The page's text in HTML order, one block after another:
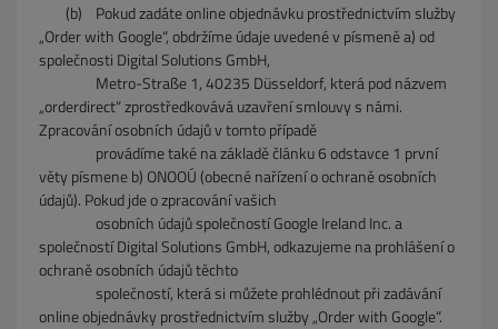
(b) Pokud zadáte online objednávku prostřednictvím služby
„Order with Google“, obdržíme údaje uvedené v písmeně a) od
společnosti Digital Solutions GmbH,
Metro-Straße 1, 40235 Düsseldorf, která pod názvem
„orderdirect“ zprostředkovává uzavření smlouvy s námi.
Zpracování osobních údajů v tomto případě
provádíme také na základě článku 6 odstavce 1 první
věty písmene b) ONOOÚ (obecné nařízení o ochraně osobních
údajů). Pokud jde o zpracování vašich
osobních údajů společností Google Ireland Inc. a
společností Digital Solutions GmbH, odkazujeme na prohlášení o
ochraně osobních údajů těchto
společností, která si můžete prohlédnout při zadávání
online objednávky prostřednictvím služby „Order with Google“.